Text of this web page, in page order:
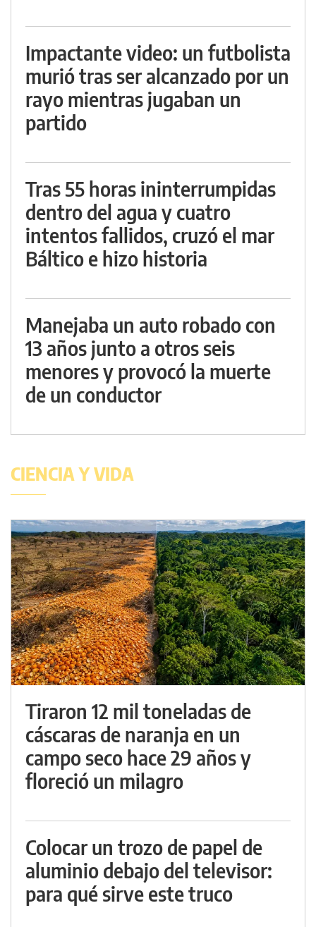
Impactante video: un futbolista
murió tras ser alcanzado por un
rayo mientras jugaban un
partido
Tras 55 horas ininterrumpidas
dentro del agua y cuatro
intentos fallidos, cruzó el mar
Báltico e hizo historia
Manejaba un auto robado con
13 años junto a otros seis
menores y provocó la muerte
de un conductor
CIENCIA Y VIDA
Tiraron 12 mil toneladas de
cáscaras de naranja en un
campo seco hace 29 años y
floreció un milagro
Colocar un trozo de papel de
aluminio debajo del televisor:
para qué sirve este truco